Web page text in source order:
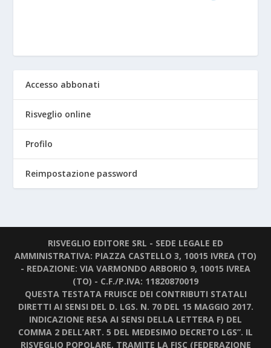
Accesso abbonati
Risveglio online
Profilo
Reimpostazione password
RISVEGLIO EDITORE SRL - SEDE LEGALE ED
AMMINISTRATIVA: PIAZZA CASTELLO 3, 10015 IVREA (TO)
- REDAZIONE: VIA VARMONDO ARBORIO 9, 10015 IVREA
(TO) - C.F./P.IVA: 11820870019
QUESTA TESTATA FRUISCE DEI CONTRIBUTI STATALI
DIRETTI AI SENSI DEL D. LGS. N. 70 DEL 15 MAGGIO 2017.
INDICAZIONE RESA AI SENSI DELLA LETTERA F) DEL
COMMA 2 DELL’ART. 5 DEL MEDESIMO DECRETO LGS”. IL
RISVEGLIO POPOLARE, TRAMITE LA FISC (FEDERAZIONE